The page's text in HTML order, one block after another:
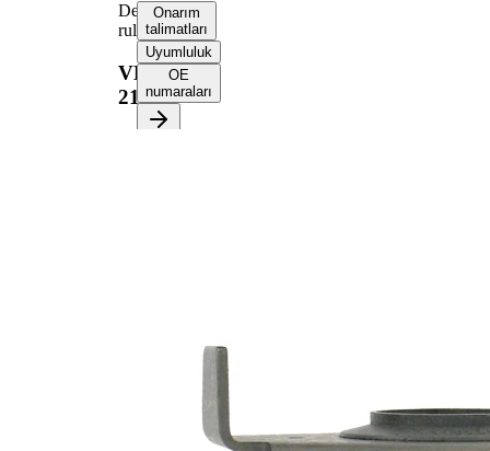
Debriyaj
rulmanı
VKC
2169
Onarım
talimatları
Uyumluluk
OE
numaraları